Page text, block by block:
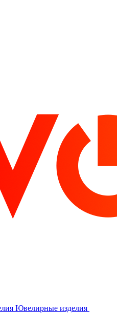
Ювелирные изделия